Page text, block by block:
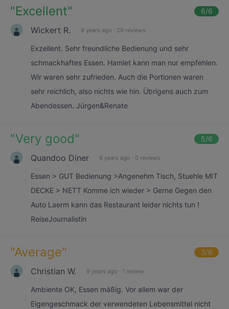
"Excellent" 6/6
Wickert R. 9 years ago · 29 reviews
Exzellent. Sehr freundliche Bedienung und sehr
schmackhaftes Essen. Hamlet kann man nur empfehlen.
Wir waren sehr zufrieden. Auch die Portionen waren
sehr reichlich, also nichts wie hin. Übrigens auch zum
Abendessen. Jürgen&Renate
"Very good" 5/6
Quandoo Diner 9 years ago · 0 reviews
Essen > GUT Bedienung >Angenehm Tisch, Stuehle MIT
DECKE > NETT Komme ich wieder > Gerne Gegen den
Auto Laerm kann das Restaurant leider nichts tun !
ReiseJournalistin
"Average" 3/6
Christian W. 9 years ago · 1 review
Ambiente OK, Essen mäßig. Vor allem war der
Eigengeschmack der verwendeten Lebensmittel nicht